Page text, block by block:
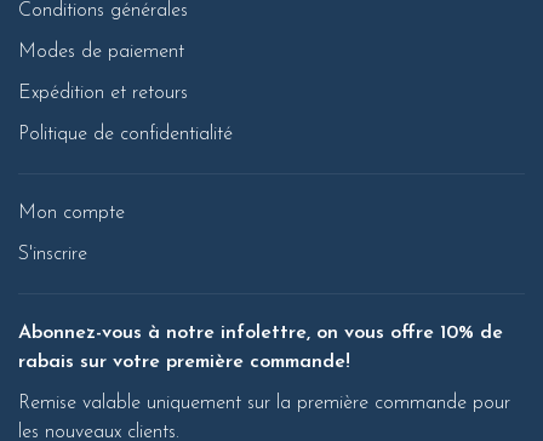
Conditions générales
Modes de paiement
Expédition et retours
Politique de confidentialité
Mon compte
S'inscrire
Abonnez-vous à notre infolettre, on vous offre 10% de
rabais sur votre première commande!
Remise valable uniquement sur la première commande pour
les nouveaux clients.